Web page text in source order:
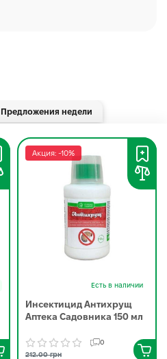
Предложения недели
Акция: -10%
Есть в наличии
Инсектицид Антихрущ
Аптека Садовника 150 мл
0
212.00 грн